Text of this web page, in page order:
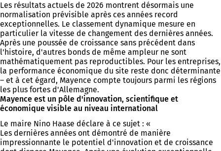
Les résultats actuels de 2026 montrent désormais une
normalisation prévisible après ces années record
exceptionnelles. Le classement dynamique mesure en
particulier la vitesse de changement des dernières années.
Après une poussée de croissance sans précédent dans
l'histoire, d'autres bonds de même ampleur ne sont
mathématiquement pas reproductibles. Pour les entreprises,
la performance économique du site reste donc déterminante
– et à cet égard, Mayence compte toujours parmi les régions
les plus fortes d'Allemagne.
Mayence est un pôle d'innovation, scientifique et
économique visible au niveau international
Le maire Nino Haase déclare à ce sujet : «
Les dernières années ont démontré de manière
impressionnante le potentiel d'innovation et de croissance